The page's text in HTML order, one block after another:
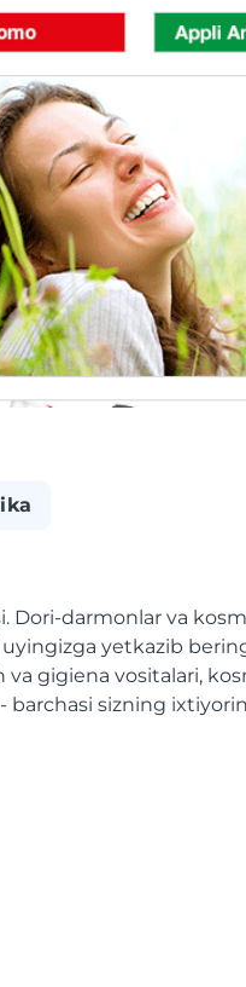
Dori-darmonlar va
yetkazib
gigiena vositalari,
sizning